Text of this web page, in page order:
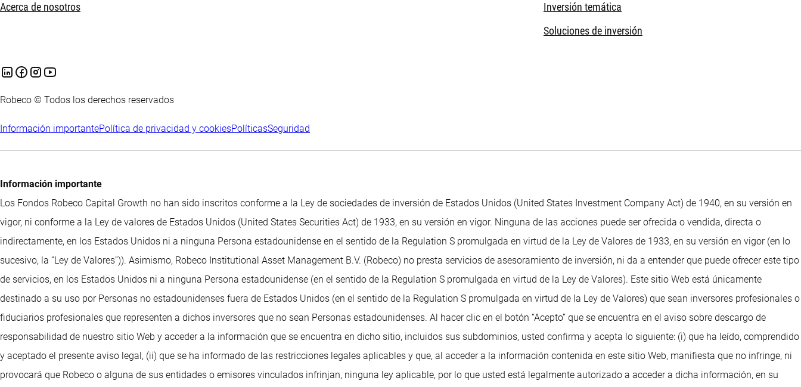
Acerca de nosotros
Inversión temática
Soluciones de inversión
Robeco © Todos los derechos reservados
Información importantePolítica de privacidad y cookiesPolíticasSeguridad
Información importante
Los Fondos Robeco Capital Growth no han sido inscritos conforme a la Ley de sociedades de inversión de Estados Unidos (United States Investment Company Act) de 1940, en su versión en
vigor, ni conforme a la Ley de valores de Estados Unidos (United States Securities Act) de 1933, en su versión en vigor. Ninguna de las acciones puede ser ofrecida o vendida, directa o
indirectamente, en los Estados Unidos ni a ninguna Persona estadounidense en el sentido de la Regulation S promulgada en virtud de la Ley de Valores de 1933, en su versión en vigor (en lo
sucesivo, la “Ley de Valores”)). Asimismo, Robeco Institutional Asset Management B.V. (Robeco) no presta servicios de asesoramiento de inversión, ni da a entender que puede ofrecer este tipo
de servicios, en los Estados Unidos ni a ninguna Persona estadounidense (en el sentido de la Regulation S promulgada en virtud de la Ley de Valores). Este sitio Web está únicamente
destinado a su uso por Personas no estadounidenses fuera de Estados Unidos (en el sentido de la Regulation S promulgada en virtud de la Ley de Valores) que sean inversores profesionales o
fiduciarios profesionales que representen a dichos inversores que no sean Personas estadounidenses. Al hacer clic en el botón “Acepto” que se encuentra en el aviso sobre descargo de
responsabilidad de nuestro sitio Web y acceder a la información que se encuentra en dicho sitio, incluidos sus subdominios, usted confirma y acepta lo siguiente: (i) que ha leído, comprendido
y aceptado el presente aviso legal, (ii) que se ha informado de las restricciones legales aplicables y que, al acceder a la información contenida en este sitio Web, manifiesta que no infringe, ni
provocará que Robeco o alguna de sus entidades o emisores vinculados infrinjan, ninguna ley aplicable, por lo que usted está legalmente autorizado a acceder a dicha información, en su